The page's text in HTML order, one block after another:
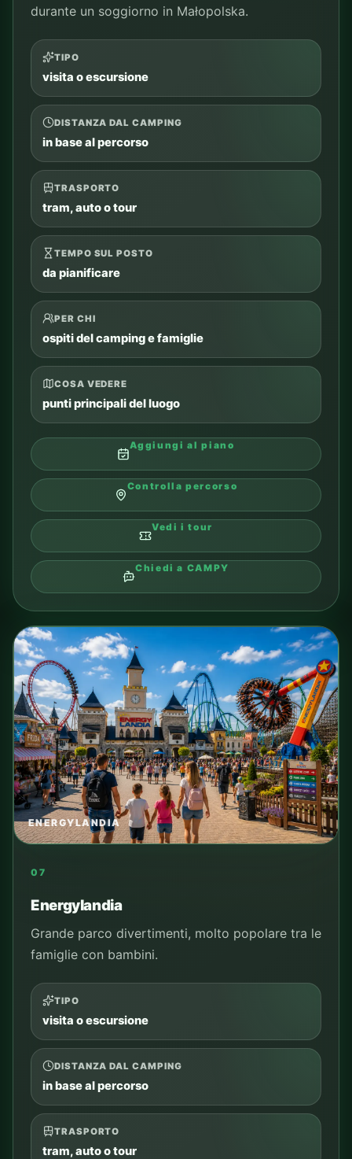
durante un soggiorno in Małopolska.
TIPO
visita o escursione
DISTANZA DAL CAMPING
in base al percorso
TRASPORTO
tram, auto o tour
TEMPO SUL POSTO
da pianificare
PER CHI
ospiti del camping e famiglie
COSA VEDERE
punti principali del luogo
Aggiungi al piano
Controlla percorso
Vedi i tour
Chiedi a CAMPY
ENERGYLANDIA
07
Energylandia
Grande parco divertimenti, molto popolare tra le
famiglie con bambini.
TIPO
visita o escursione
DISTANZA DAL CAMPING
in base al percorso
TRASPORTO
tram, auto o tour